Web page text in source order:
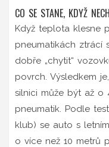
CO SE STANE, KDYŽ
Když teplota klesne
pneumatikách ztrácí
dobře „chytit“
povrch. Výsledkem
silnici může být až o
pneumatik. Podle
klub) se auto s
o více než 10 metrů